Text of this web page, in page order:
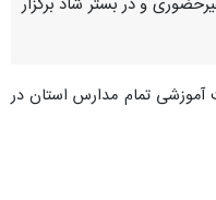
فعالیت آموزشی مدارس و کودکستان‌های استان روز یکشنبه ۲۱ دی‌ماه به صورت غیرحضوری و در بستر شاد برگزار
آموزشی تمام مدارس استان در